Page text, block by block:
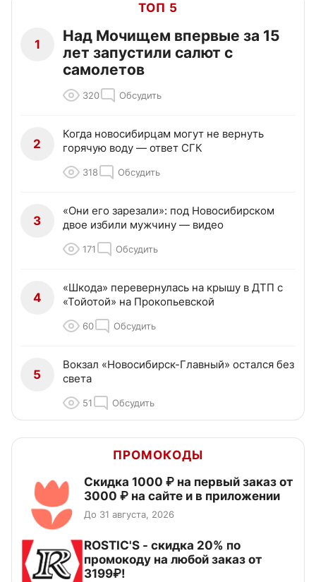
ТОП 5
1
Над Мочищем впервые за 15
лет запустили салют с
самолетов
320 Обсудить
2
Когда новосибирцам могут не вернуть
горячую воду — ответ СГК
318 Обсудить
3
«Они его зарезали»: под Новосибирском
двое избили мужчину — видео
171 Обсудить
4
«Шкода» перевернулась на крышу в ДТП с
«Тойотой» на Прокопьевской
60 Обсудить
5
Вокзал «Новосибирск-Главный» остался без
света
51 Обсудить
ПРОМОКОДЫ
Скидка 1000 ₽ на первый заказ от
3000 ₽ на сайте и в приложении
До 31 августа, 2026
ROSTIC'S - скидка 20% по
промокоду на любой заказ от
3199₽!